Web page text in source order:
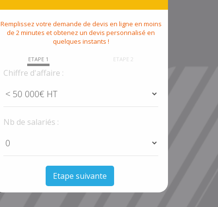
Remplissez votre demande de devis en ligne en moins
de 2 minutes et obtenez un devis personnalisé en
quelques instants !
ETAPE 1 ETAPE 2
Chiffre d'affaire :
Nb de salariés :
Etape suivante